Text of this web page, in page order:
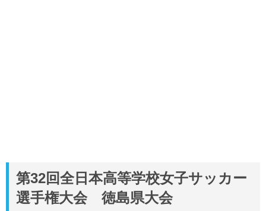
第32回全日本高等学校女子サッカー
選手権大会 徳島県大会